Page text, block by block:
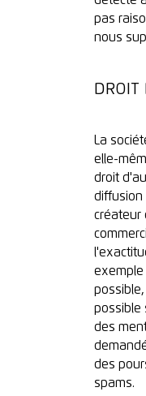
pas
nous
DROIT
La
elle-
droit
diffusion
créateur
exemple
possible
des
des
spams.